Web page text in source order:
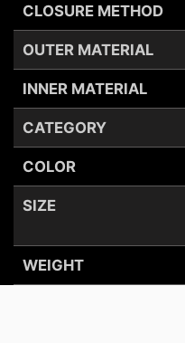
CLOSURE METHOD
OUTER MATERIAL
INNER MATERIAL
CATEGORY
COLOR
SIZE
WEIGHT